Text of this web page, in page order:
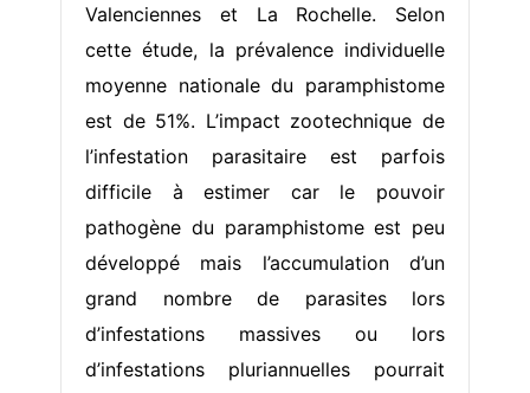
Valenciennes et La Rochelle. Selon
cette étude, la prévalence individuelle
moyenne nationale du paramphistome
est de 51%. L’impact zootechnique de
l’infestation parasitaire est parfois
difficile à estimer car le pouvoir
pathogène du paramphistome est peu
développé mais l’accumulation d’un
grand nombre de parasites lors
d’infestations massives ou lors
d’infestations pluriannuelles pourrait